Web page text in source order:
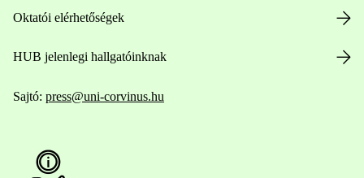
Oktatói elérhetőségek
HUB jelenlegi hallgatóinknak
Sajtó: press@uni-corvinus.hu